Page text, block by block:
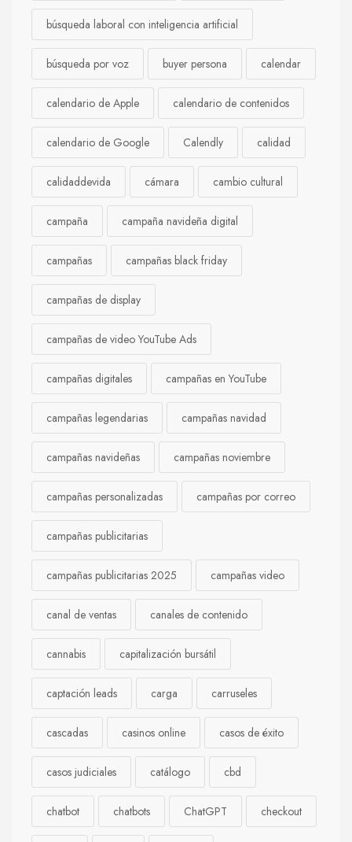
búsqueda laboral con inteligencia artificial
búsqueda por voz buyer persona calendar
calendario de Apple calendario de contenidos
calendario de Google Calendly calidad
calidaddevida cámara cambio cultural
campaña campaña navideña digital
campañas campañas black friday
campañas de display
campañas de video YouTube Ads
campañas digitales campañas en YouTube
campañas legendarias campañas navidad
campañas navideñas campañas noviembre
campañas personalizadas campañas por correo
campañas publicitarias
campañas publicitarias 2025 campañas video
canal de ventas canales de contenido
cannabis capitalización bursátil
captación leads carga carruseles
cascadas casinos online casos de éxito
casos judiciales catálogo cbd
chatbot chatbots ChatGPT checkout